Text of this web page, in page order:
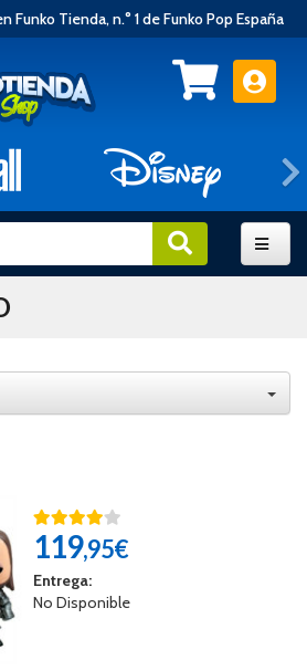
Funko Tienda, n.° 1 de Funko Pop España
119,95€
Entrega:
No Disponible